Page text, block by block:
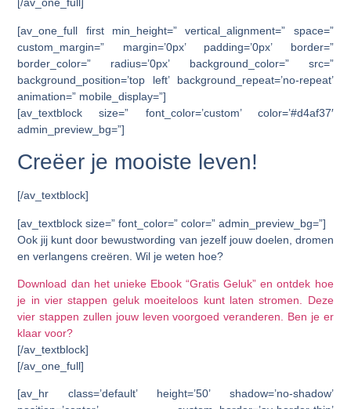
[/av_one_full]
[av_one_full first min_height=” vertical_alignment=” space=”
custom_margin=” margin=’0px’ padding=’0px’ border=”
border_color=” radius=’0px’ background_color=” src=”
background_position=’top left’ background_repeat=’no-repeat’
animation=” mobile_display=”]
[av_textblock size=” font_color=’custom’ color=’#d4af37′
admin_preview_bg=”]
Creëer je mooiste leven!
[/av_textblock]
[av_textblock size=” font_color=” color=” admin_preview_bg=”]
Ook jij kunt door bewustwording van jezelf jouw doelen, dromen
en verlangens creëren. Wil je weten hoe?
Download dan het unieke Ebook “Gratis Geluk” en ontdek hoe
je in vier stappen geluk moeiteloos kunt laten stromen. Deze
vier stappen zullen jouw leven voorgoed veranderen. Ben je er
klaar voor?
[/av_textblock]
[/av_one_full]
[av_hr class=’default’ height=’50’ shadow=’no-shadow’